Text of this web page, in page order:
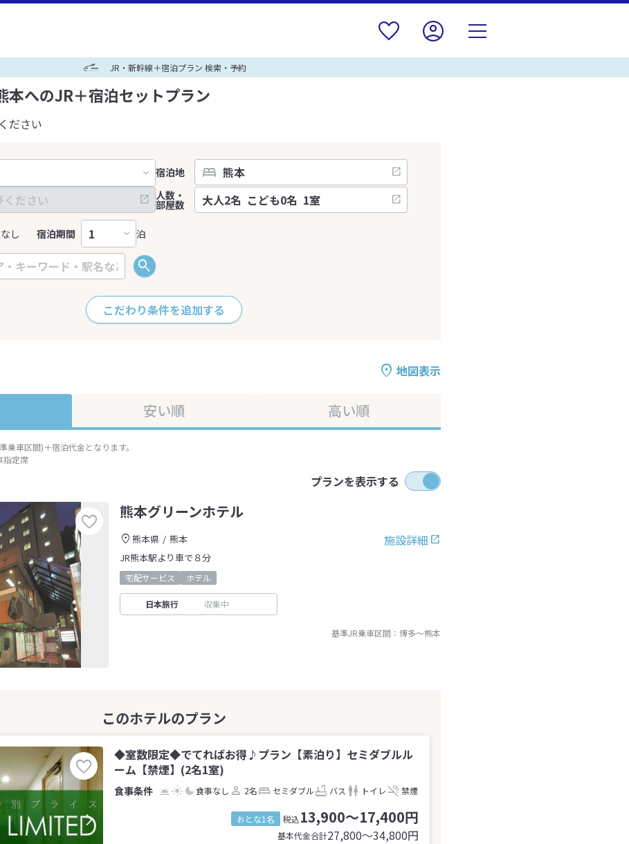
JR・新幹線＋宿泊プラン 検索・予約
本へのJR＋宿泊セットプラン
ださい
宿泊地
し 宿泊期間 泊
人数・
部屋数
こだわり条件を追加する
地図表示
安い順 高い順
車区間)＋宿泊代金となります。
指定席
プランを表示する
熊本グリーンホテル
施設詳細
熊本県
熊本
JR熊本駅より車で８分
宅配サービス ホテル
日本旅行 収集中
基準JR乗車区間： 博多～熊本
◆室数限定◆でてればお得♪プラン【素泊り】セミダブルル
ーム【禁煙】(2名1室)
食事なし 2名 セミダブル バス トイレ 禁煙
おとな1名 税込13,900～17,400円
基本代金合計27,800〜34,800円